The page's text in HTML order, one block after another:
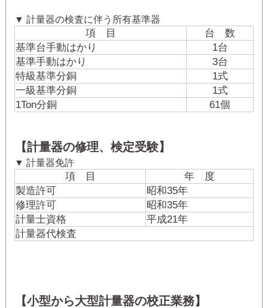
▼ 計量器の検査に伴う所有基準器
項 目
台 数
基準台手動はかり
1台
基準手動はかり
3台
特級基準分銅
1式
一級基準分銅
1式
1Ton分銅
61個
【計量器の修理、検定受験】
▼ 計量器免許
項 目
年 度
製造許可
昭和35年
修理許可
昭和35年
計量士資格
平成21年
計量器代検査
【小型から大型計量器の校正業務】